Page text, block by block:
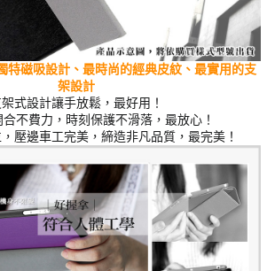
特磁吸設計、最時尚的經典皮紋 、最實用的支
架設計
式設計讓手放鬆，最好用！
不費力，時刻保護不滑落，最放心！
壓邊車工完美，締造非凡品質，最完美！